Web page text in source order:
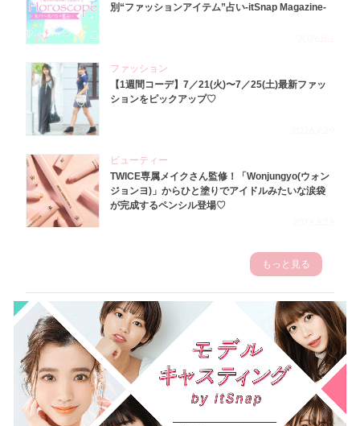
別“ファッションアイテム”占い-itSnap Magazine-
ファッション
【1週間コーデ】7／21(火)〜7／25(土)最新ファッ
ションをピックアップ♡
ビューティー
TWICE専属メイクさん監修！「Wonjungyo(ウォン
ジョンヨ)」からひと塗りでアイドルみたいな涙袋
が完成するペンシル登場♡
もっと見る